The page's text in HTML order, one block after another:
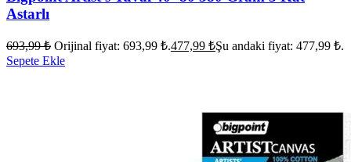
Astarlı
693,99₺ Orijinal fiyat: 693,99 ₺.477,99 ₺Şu andaki fiyat: 477,99 ₺.
Sepete Ekle